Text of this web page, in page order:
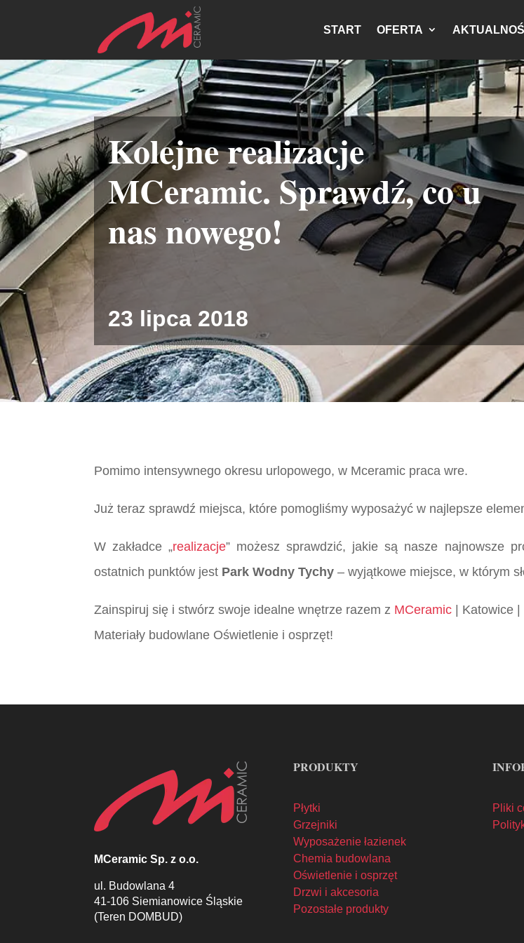
START OFERTA
Kolejne realizacje
MCeramic. Sprawdź, co u
nas nowego!
23 lipca 2018
Pomimo intensywnego okresu urlopowego, w Mceramic praca wre.
Już teraz sprawdź miejsca, które pomogliśmy wyposażyć w najlepsze
W zakładce „realizacje” możesz sprawdzić, jakie są nasze najnowsze
ostatnich punktów jest Park Wodny Tychy – wyjątkowe miejsce, w którym
Zainspiruj się i stwórz swoje idealne wnętrze razem z MCeramic | Katowice
Materiały budowlane Oświetlenie i osprzęt!
MCeramic Sp. z o.o.
ul. Budowlana 4
41-106 Siemianowice Śląskie
(Teren DOMBUD)
PRODUKTY
Płytki
Grzejniki
Wyposażenie łazienek
Chemia budowlana
Oświetlenie i osprzęt
Drzwi i akcesoria
Pozostałe produkty
Pliki